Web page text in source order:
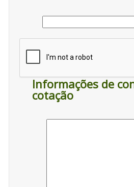
Informações de
cotação